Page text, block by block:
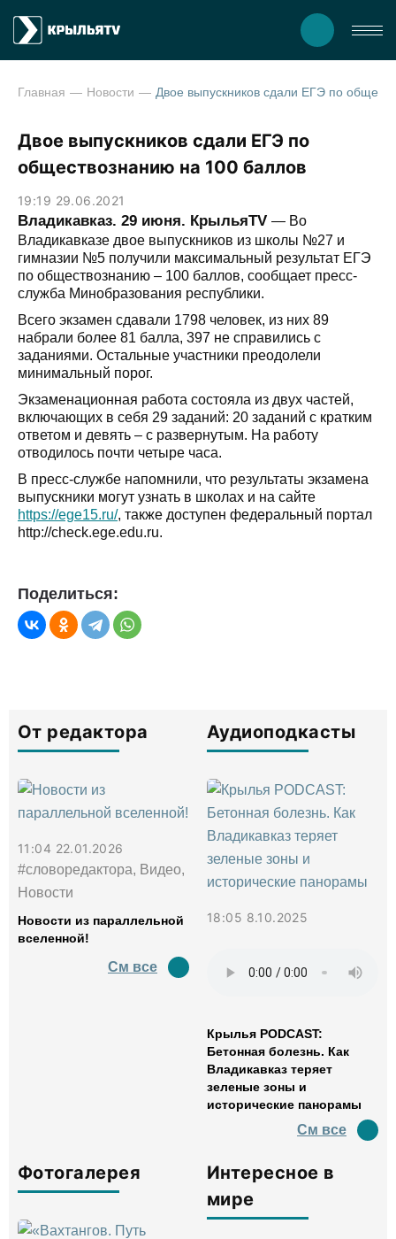
Главная Новости
Двое выпускников сдали ЕГЭ по
обществознанию на 100 баллов
19:19 29.06.2021
Владикавказ. 29 июня. КрыльяTV — Во
Владикавказе двое выпускников из школы №27 и
гимназии №5 получили максимальный результат ЕГЭ
по обществознанию – 100 баллов, сообщает пресс-
служба Минобразования республики.
Всего экзамен сдавали 1798 человек, из них 89
набрали более 81 балла, 397 не справились с
заданиями. Остальные участники преодолели
минимальный порог.
Экзаменационная работа состояла из двух частей,
включающих в себя 29 заданий: 20 заданий с кратким
ответом и девять – с развернутым. На работу
отводилось почти четыре часа.
В пресс-службе напомнили, что результаты экзамена
выпускники могут узнать в школах и на сайте
https://ege15.ru/, также доступен федеральный портал
http://check.ege.edu.ru.
Поделиться:
От редактора
11:04 22.01.2026
#словоредактора, Видео,
Новости
Новости из параллельной
вселенной!
См все
Аудиоподкасты
18:05 8.10.2025
Крылья PODCAST:
Бетонная болезнь. Как
Владикавказ теряет
зеленые зоны и
исторические панорамы
См все
Фотогалерея
Интересное в
мире